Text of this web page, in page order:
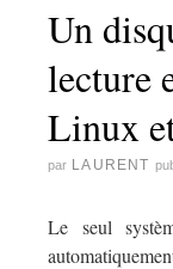
Un
lecture
Linux
par LAURENT
Le seul